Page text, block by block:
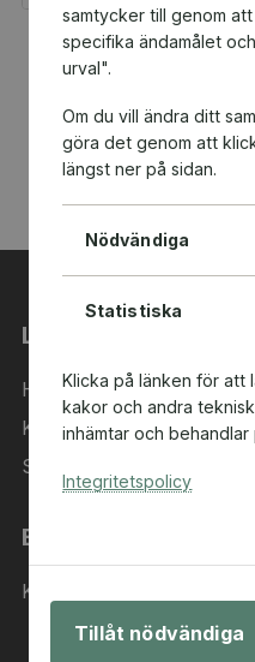
samtycker till genom
specifika ändamålet
urval".
Om du vill ändra ditt
göra det genom att
längst ner på sidan.
Nödvändiga
Statistiska
Klicka på länken för att
kakor och andra
inhämtar och
Integritetspolicy
Tillåt nödvändiga
Länkar
Hem
Kategorier
Sök i sortimentet
Behöver du hjälp?
Kontakta oss